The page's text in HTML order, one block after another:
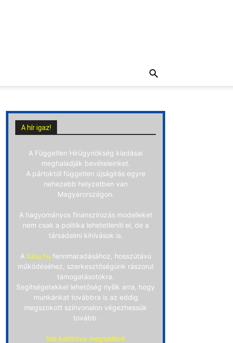
A hír igaz!
A Független Hírügynökség kiadásai
meghaladják bevételeinket.
A pártoktól független újságírás egyre
nehezebb helyzetben van
Magyarországon.
A hagyományos finanszírozás modelleket
nem csak a politika lehetetleníti el, de a
társadalmi kihívások is.
A fuhu.hu fennmaradásához, hosszútávú
működéséhez, szerkesztőségünk rászorul
támogatásotokra.
Segítségetekkel lehetőség nyílik arra, hogy
munkánkat továbbra is az eddig
megszokott színvonalon végezhessük
tovább.
Ide kattintva megtalálod